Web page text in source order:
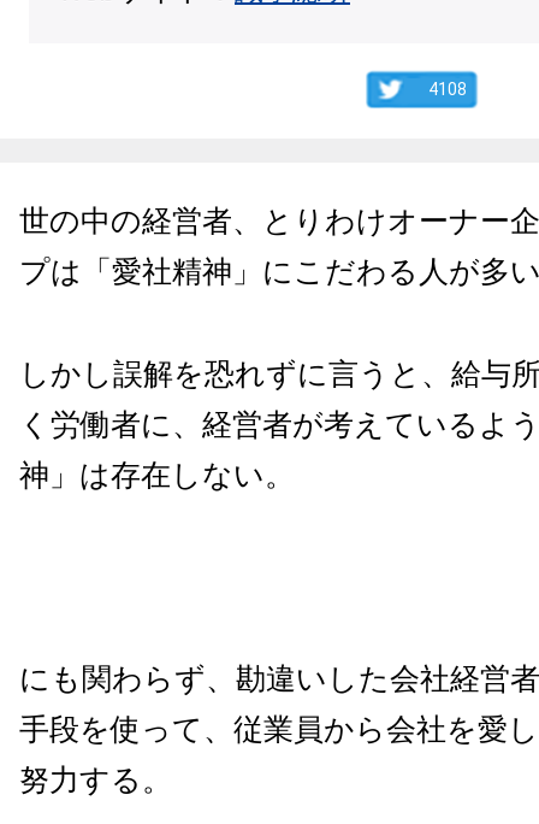
4108
世の中の経営者、とりわけオーナー
プは「愛社精神」にこだわる人が多
しかし誤解を恐れずに言うと、給与
く労働者に、経営者が考えているよ
神」は存在しない。
にも関わらず、勘違いした会社経営
手段を使って、従業員から会社を愛
努力する。